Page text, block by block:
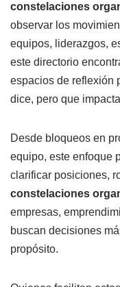
constelaciones
observar los
equipos, liderazgos,
este directorio
espacios de reflexión
dice, pero que
Desde bloqueos en
equipo, este enfoque
clarificar posiciones,
constelaciones
empresas,
buscan decisiones
propósito.